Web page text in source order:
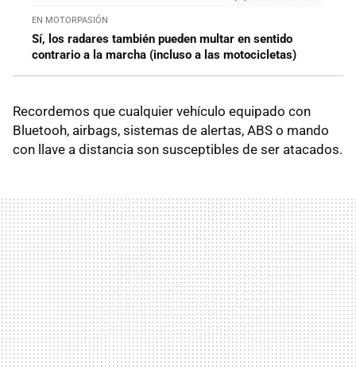
EN MOTORPASIÓN
Sí, los radares también pueden multar en sentido
contrario a la marcha (incluso a las motocicletas)
Recordemos que cualquier vehículo equipado con
Bluetooh, airbags, sistemas de alertas, ABS o mando
con llave a distancia son susceptibles de ser atacados.